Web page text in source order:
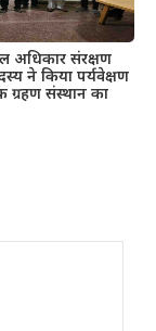
अधिकार संरक्षण
ने किया पर्यवेक्षण
ग्रहण संस्थान का